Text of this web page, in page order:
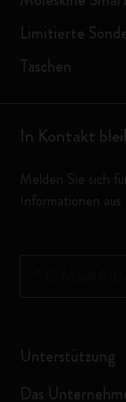
Limitierte
Taschen
In Kontakt
Melden Sie sich
Informationen
Unterstützung
Das